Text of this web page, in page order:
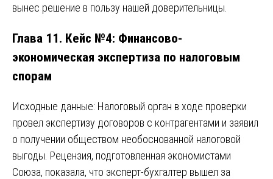
вынес решение в пользу нашей доверительницы.
Глава 11. Кейс №4: Финансово-
экономическая экспертиза по налоговым
спорам
Исходные данные: Налоговый орган в ходе проверки
провел экспертизу договоров с контрагентами и заявил
о получении обществом необоснованной налоговой
выгоды. Рецензия, подготовленная экономистами
Союза, показала, что эксперт-бухгалтер вышел за